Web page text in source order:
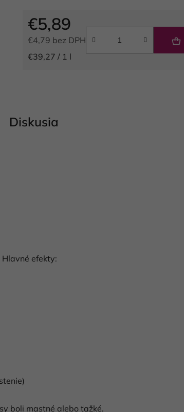
€5,89
€4,79 bez DPH
Jednotková cena:
€39,27 / 1 l
Diskusia
Hlavné efekty:
boli mastné alebo ťažké.